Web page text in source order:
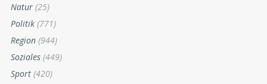
Natur (25)
Politik (771)
Region (944)
Soziales (449)
Sport (420)